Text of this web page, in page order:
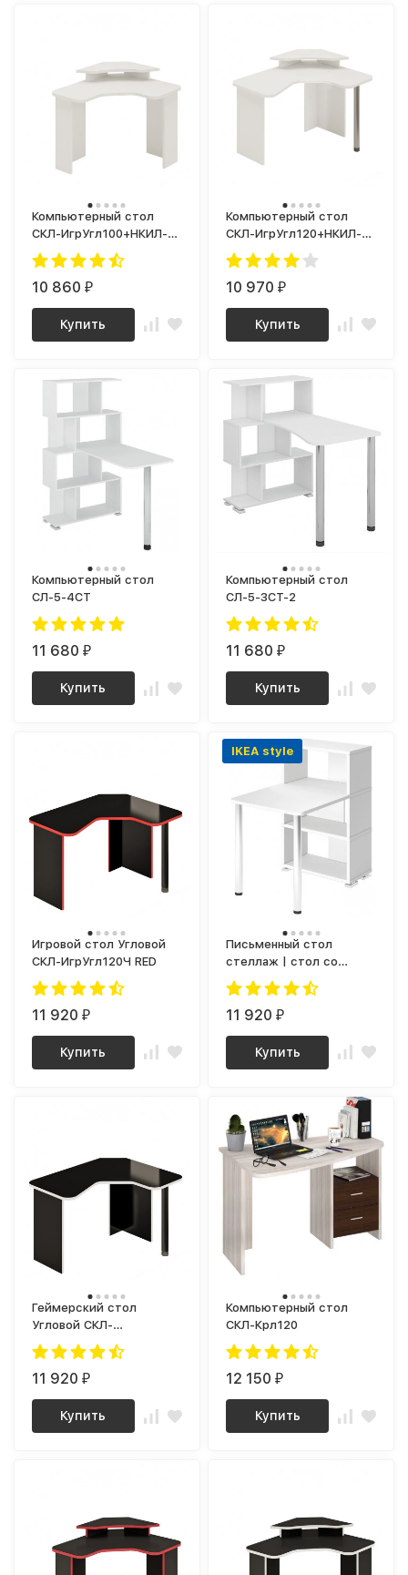
Компьютерный стол
СКЛ-ИгрУгл100+НКИЛ-
УГЛ
10 860₽
Купить
Компьютерный стол
СКЛ-ИгрУгл120+НКИЛ-
УГЛ
10 970₽
Купить
Компьютерный стол
СЛ-5-4СТ
11 680₽
Купить
Компьютерный стол
СЛ-5-3СТ-2
11 680₽
Купить
Игровой стол Угловой
СКЛ-ИгрУгл120Ч RED
11 920₽
Купить
IKEA style
Письменный стол
стеллаж | стол со
стеллажом |
компьютерный стол
стеллаж | угловой стол
для маникюра СБ-10М-3
not IKEA LAGKAPTEN /
11 920₽
Купить
Геймерский стол
Угловой СКЛ-
ИгрУгл120Ч WHITE
11 920₽
Купить
Компьютерный стол
СКЛ-Крл120
12 150₽
Купить